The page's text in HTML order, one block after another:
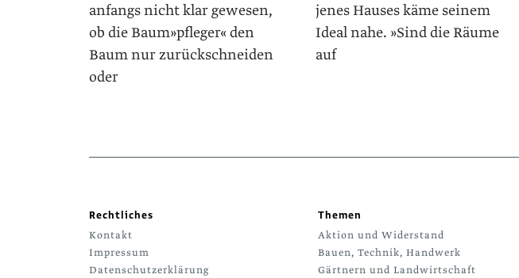
anfangs nicht klar gewesen,
ob die Baum»pfleger« den
Baum nur zurückschneiden
oder
jenes Hauses käme seinem
Ideal nahe. »Sind die Räume
auf
Rechtliches
Kontakt
Impressum
Datenschutzerklärung
Themen
Aktion und Widerstand
Bauen, Technik, Handwerk
Gärtnern und Landwirtschaft